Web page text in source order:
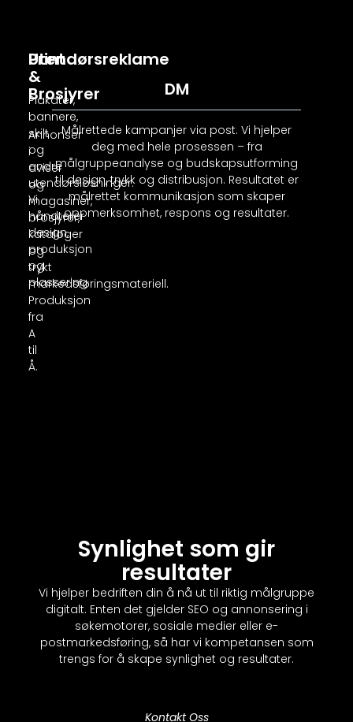
Print
&
Brosjyrer
Annonser
i
aviser
og
magasiner,
brosjyrer,
kataloger
og
trykt
markedsføringsmateriell.
Produksjon
fra
A
til
Å.
Utendørsreklame
Plakater,
bannere,
skilt
og
andre
utendørsløsninger.
Vi
håndterer
design,
produksjon
og
plassering.
DM
Målrettede kampanjer via post. Vi hjelper
deg med hele prosessen – fra
målgruppeanalyse og budskapsutforming
til design, trykk og distribusjon. Resultatet er
målrettet kommunikasjon som skaper
oppmerksomhet, respons og resultater.
Synlighet som gir
resultater
Vi hjelper bedriften din å nå ut til riktig målgruppe
digitalt. Enten det gjelder SEO og annonsering i
søkemotorer, sosiale medier eller e-
postmarkedsføring, så har vi kompetansen som
trengs for å skape synlighet og resultater.
Kontakt Oss